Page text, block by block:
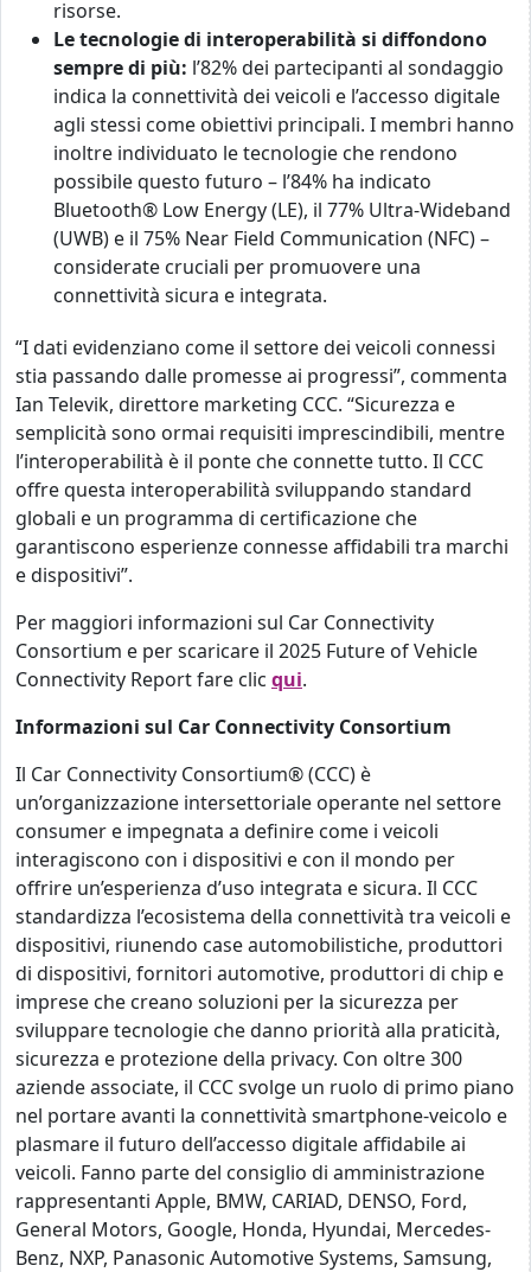
risorse.
Le tecnologie di interoperabilità si diffondono
sempre di più: l’82% dei partecipanti al sondaggio
indica la connettività dei veicoli e l’accesso digitale
agli stessi come obiettivi principali. I membri hanno
inoltre individuato le tecnologie che rendono
possibile questo futuro – l’84% ha indicato
Bluetooth® Low Energy (LE), il 77% Ultra-Wideband
(UWB) e il 75% Near Field Communication (NFC) –
considerate cruciali per promuovere una
connettività sicura e integrata.
“I dati evidenziano come il settore dei veicoli connessi
stia passando dalle promesse ai progressi”, commenta
Ian Televik, direttore marketing CCC. “Sicurezza e
semplicità sono ormai requisiti imprescindibili, mentre
l’interoperabilità è il ponte che connette tutto. Il CCC
offre questa interoperabilità sviluppando standard
globali e un programma di certificazione che
garantiscono esperienze connesse affidabili tra marchi
e dispositivi”.
Per maggiori informazioni sul Car Connectivity
Consortium e per scaricare il 2025 Future of Vehicle
Connectivity Report fare clic qui.
Informazioni sul Car Connectivity Consortium
Il Car Connectivity Consortium® (CCC) è
un’organizzazione intersettoriale operante nel settore
consumer e impegnata a definire come i veicoli
interagiscono con i dispositivi e con il mondo per
offrire un’esperienza d’uso integrata e sicura. Il CCC
standardizza l’ecosistema della connettività tra veicoli e
dispositivi, riunendo case automobilistiche, produttori
di dispositivi, fornitori automotive, produttori di chip e
imprese che creano soluzioni per la sicurezza per
sviluppare tecnologie che danno priorità alla praticità,
sicurezza e protezione della privacy. Con oltre 300
aziende associate, il CCC svolge un ruolo di primo piano
nel portare avanti la connettività smartphone-veicolo e
plasmare il futuro dell’accesso digitale affidabile ai
veicoli. Fanno parte del consiglio di amministrazione
rappresentanti Apple, BMW, CARIAD, DENSO, Ford,
General Motors, Google, Honda, Hyundai, Mercedes-
Benz, NXP, Panasonic Automotive Systems, Samsung,